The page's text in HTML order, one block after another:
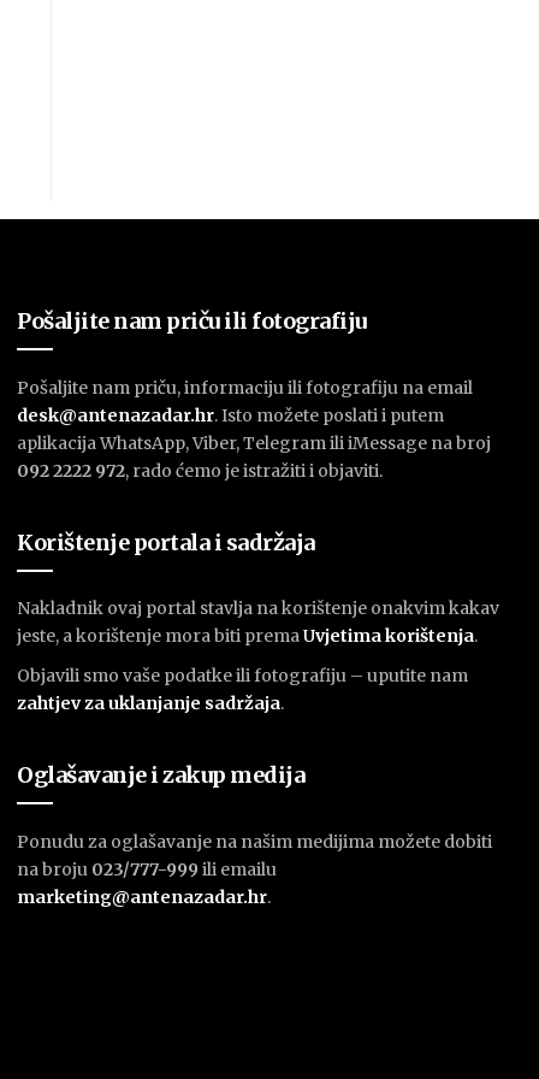
Pošaljite nam priču ili fotografiju
Pošaljite nam priču, informaciju ili fotografiju na email
desk@antenazadar.hr. Isto možete poslati i putem
aplikacija WhatsApp, Viber, Telegram ili iMessage na broj
092 2222 972, rado ćemo je istražiti i objaviti.
Korištenje portala i sadržaja
Nakladnik ovaj portal stavlja na korištenje onakvim kakav
jeste, a korištenje mora biti premaUvjetima korištenja.
Objavili smo vaše podatke ili fotografiju – uputite nam
zahtjev za uklanjanje sadržaja.
Oglašavanje i zakup medija
Ponudu za oglašavanje na našim medijima možete dobiti
na broju 023/777-999 ili emailu
marketing@antenazadar.hr.